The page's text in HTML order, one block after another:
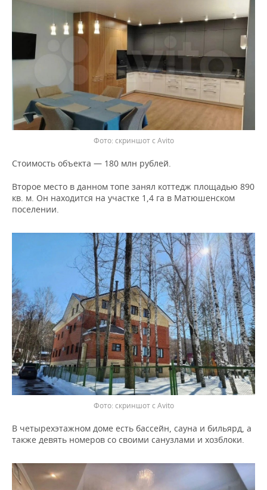
скриншот с Avito
Стоимость объекта — 180 млн рублей.
Второе место в данном топе занял коттедж площадью 890
кв. м. Он находится на участке 1,4 га в Матюшенском
поселении.
скриншот с Avito
В четырехэтажном доме есть бассейн, сауна и бильярд, а
также девять номеров со своими санузлами и хозблоки.